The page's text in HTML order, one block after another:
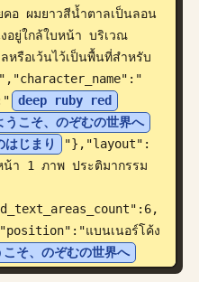
อ ผมยาวสีน้ำตาลเป็นลอน
อยู่ใกล้ใบหน้า บริเวณ
หรือเว้นไว้เป็นพื้นที่สำหรับ
","character_name":"
deep ruby red
うこそ、のぞむの世界へ
はじまり
"},"layout":
า 1 ภาพ ประติมากรรม
แบนเนอร์โค้ง
こそ、のぞむの世界へ
法のはじま